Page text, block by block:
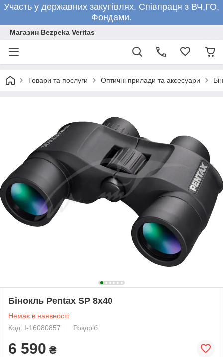
Участь у державних закупівлях. Співпраця з ВЧ,ГО,
Фондами.
Магазин Bezpeka Veritas
Товари та послуги Оптичні прилади та аксесуари
Бінокль Pentax SP 8х40
Немає в наявності
Код: I-16080857
Роздріб
6 590 ₴